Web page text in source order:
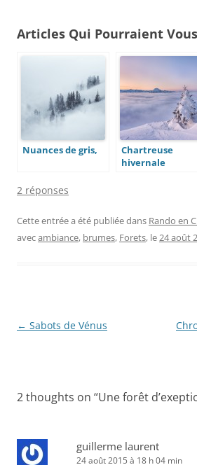
Articles Qui Pourraient
Nuances de gris,
Chartreuse
hivernale
2 réponses
Cette entrée a été publiée dans Rando en
avecambiance, brumes, Forets, le24 août
Navigation
← Sabots de Vénus
2 thoughts on “Une forêt
guillerme laurent
24 août 2015 à 18 h 04 min